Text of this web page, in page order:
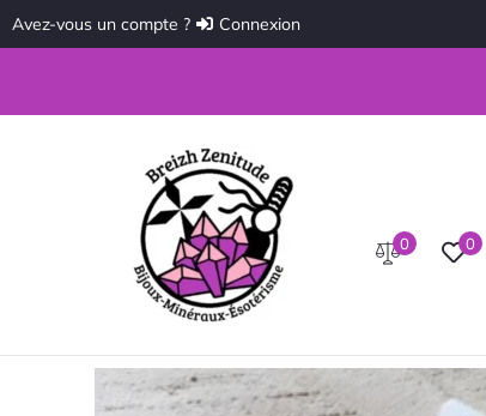
Avez-vous un compte ? Connexion
0 0